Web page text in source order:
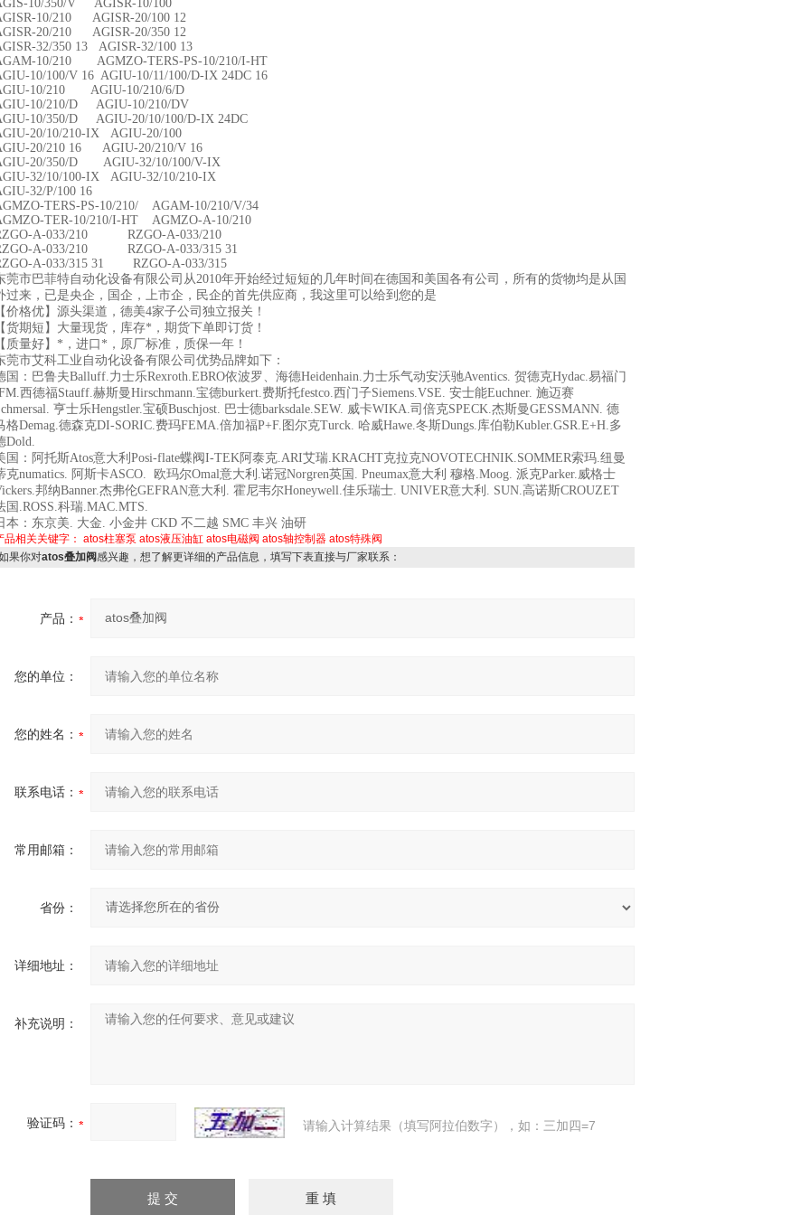
10/350/V AGISR-10/100
10/210 AGISR-20/100 12
20/210 AGISR-20/350 12
32/350 13 AGISR-32/100 13
10/210 AGMZO-TERS-PS-10/210/I-HT
10/100/V 16 AGIU-10/11/100/D-IX 24DC 16
10/210 AGIU-10/210/6/D
10/210/D AGIU-10/210/DV
10/350/D AGIU-20/10/100/D-IX 24DC
20/10/210-IX AGIU-20/100
20/210 16 AGIU-20/210/V 16
20/350/D AGIU-32/10/100/V-IX
32/10/100-IX AGIU-32/10/210-IX
32/P/100 16
TERS-PS-10/210/ AGAM-10/210/V/34
TER-10/210/I-HT AGMZO-A-10/210
A-033/210 RZGO-A-033/210
A-033/210 RZGO-A-033/315 31
A-033/315 31 RZGO-A-033/315
莞市巴菲特自动化设备有限公司从2010年开始经过短短的几年时间在德国和美国各有公司，所有的货物均是从国
过来，已是央企，国企，上市企，民企的首先供应商，我这里可以给到您的是
价格优】源头渠道，德美4家子公司独立报关！
货期短】大量现货，库存*，期货下单即订货！
质量好】*，进口*，原厂标准，质保一年！
莞市艾科工业自动化设备有限公司优势品牌如下：
国：巴鲁夫Balluff.力士乐Rexroth.EBRO依波罗、海德Heidenhain.力士乐气动安沃驰Aventics. 贺德克Hydac.易福门
西德福Stauff.赫斯曼Hirschmann.宝德burkert.费斯托festco.西门子Siemens.VSE. 安士能Euchner. 施迈赛
亨士乐Hengstler.宝硕Buschjost. 巴士德barksdale.SEW. 威卡WIKA.司倍克SPECK.杰斯曼GESSMANN. 德
格Demag.德森克DI-SORIC.费玛FEMA.倍加福P+F.图尔克Turck. 哈威Hawe.冬斯Dungs.库伯勒Kubler.GSR.E+H.多
Dold.
国：阿托斯Atos意大利Posi-flate蝶阀I-TEK阿泰克.ARI艾瑞.KRACHT克拉克NOVOTECHNIK.SOMMER索玛.纽曼
克numatics. 阿斯卡ASCO. 欧玛尔Omal意大利.诺冠Norgren英国. Pneumax意大利 穆格.Moog. 派克Parker.威格士
邦纳Banner.杰弗伦GEFRAN意大利. 霍尼韦尔Honeywell.佳乐瑞士. UNIVER意大利. SUN.高诺斯CROUZET
国.ROSS.科瑞.MAC.MTS.
本：东京美. 大金. 小金井 CKD 不二越 SMC 丰兴 油研
品相关关键字： atos柱塞泵 atos液压油缸 atos电磁阀 atos轴控制器 atos特殊阀
你对atos叠加阀感兴趣，想了解更详细的产品信息，填写下表直接与厂家联系：
产品：
您的单位：
您的姓名：
联系电话：
常用邮箱：
省份：
详细地址：
补充说明：
验证码： 请输入计算结果（填写阿拉伯数字），如：三加四=7